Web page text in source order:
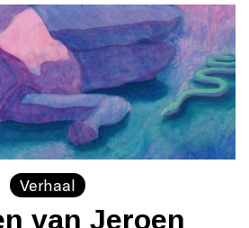
Verhaal
van Jeroen